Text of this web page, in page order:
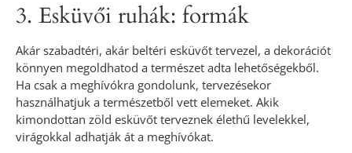
3. Esküvői ruhák: formák
Akár szabadtéri, akár beltéri esküvőt tervezel, a dekorációt
könnyen megoldhatod a természet adta lehetőségekből.
Ha csak a meghívókra gondolunk, tervezésekor
használhatjuk a természetből vett elemeket. Akik
kimondottan zöld esküvőt terveznek élethű levelekkel,
virágokkal adhatják át a meghívókat.